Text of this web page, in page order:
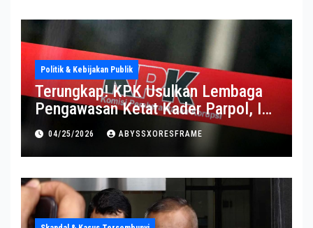
Politik & Kebijakan Publik
Terungkap! KPK Usulkan Lembaga
Pengawasan Ketat Kader Parpol, Ini
Alasannya
04/25/2026 ABYSSXORESFRAME